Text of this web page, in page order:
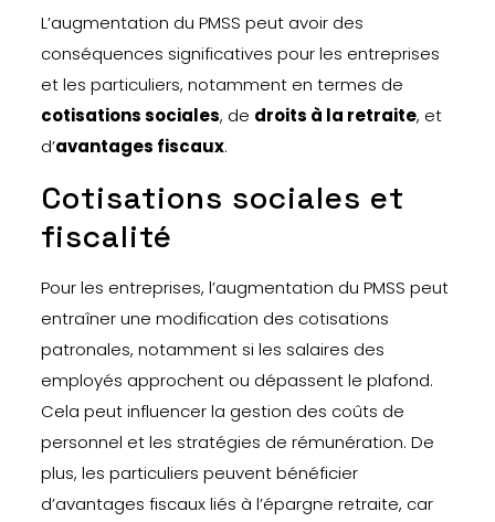
L’augmentation du PMSS peut avoir des
conséquences significatives pour les entreprises
et les particuliers, notamment en termes de
cotisations sociales, de droits à la retraite, et
d’avantages fiscaux.
Cotisations sociales et
fiscalité
Pour les entreprises, l’augmentation du PMSS peut
entraîner une modification des cotisations
patronales, notamment si les salaires des
employés approchent ou dépassent le plafond.
Cela peut influencer la gestion des coûts de
personnel et les stratégies de rémunération. De
plus, les particuliers peuvent bénéficier
d’avantages fiscaux liés à l’épargne retraite, car